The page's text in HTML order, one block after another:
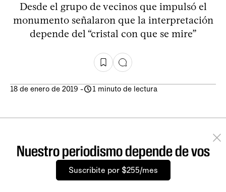
Desde el grupo de vecinos que impulsó el
monumento señalaron que la interpretación
depende del “cristal con que se mire”
18 de enero de 2019 - 1 minuto de lectura
Nuestro periodismo depende de vos
Suscribite por $255/mes